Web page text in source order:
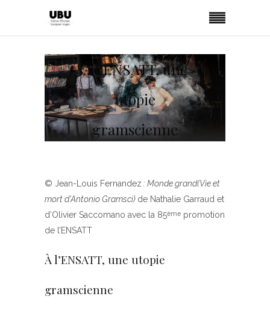
À l’ENSATT, une
utopie
gramscienne
© Jean-Louis Fernandez : Monde grand(Vie et
mort d’Antonio Gramsci) de Nathalie Garraud et
d’Olivier Saccomano avec la 85ème promotion
de l’ENSATT
À l’ENSATT, une utopie
gramscienne